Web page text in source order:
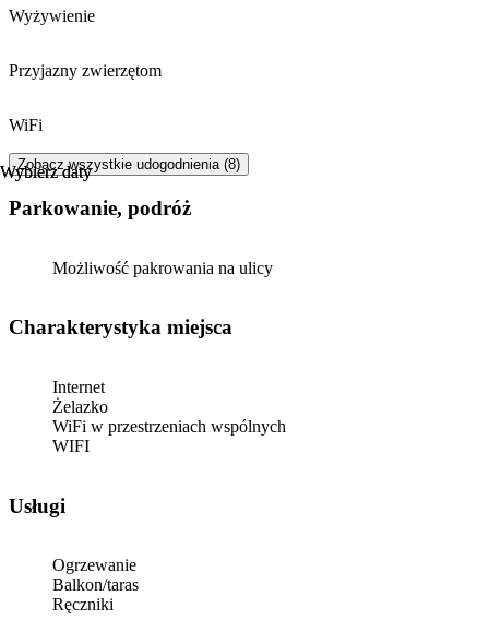
Wybierz daty
Wybierz daty
Wyżywienie
Przyjazny zwierzętom
WiFi
Zobacz wszystkie udogodnienia (8)
Parkowanie, podróż
Możliwość pakrowania na ulicy
Charakterystyka miejsca
Internet
Żelazko
WiFi w przestrzeniach wspólnych
WIFI
Usługi
Ogrzewanie
Balkon/taras
Ręczniki